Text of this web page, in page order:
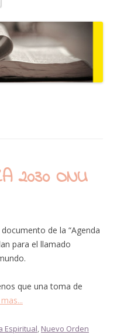
2030 ONU
de la “Agenda
para el llamado
que una toma de
Espiritual, Nuevo Orden